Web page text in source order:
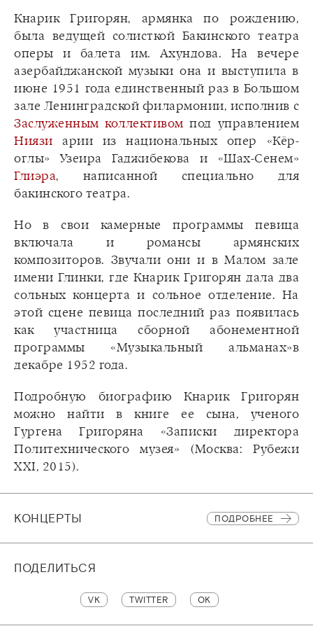
Кнарик Григорян, армянка по рождению,
была ведущей солисткой Бакинского театра
оперы и балета им. Ахундова. На вечере
азербайджанской музыки она и выступила в
июне 1951 года единственный раз в Большом
зале Ленинградской филармонии, исполнив с
Заслуженным коллективом под управлением
Ниязи арии из национальных опер «Кёр-
оглы» Узеира Гаджибекова и «Шах-Сенем»
Глиэра, написанной специально для
бакинского театра.
Но в свои камерные программы певица
включала и романсы армянских
композиторов. Звучали они и в Малом зале
имени Глинки, где Кнарик Григорян дала два
сольных концерта и сольное отделение. На
этой сцене певица последний раз появилась
как участница сборной абонементной
программы «Музыкальный альманах»в
декабре 1952 года.
Подробную биографию Кнарик Григорян
можно найти в книге ее сына, ученого
Гургена Григоряна «Записки директора
Политехнического музея» (Москва: Рубежи
XXI, 2015).
КОНЦЕРТЫ ПОДРОБНЕЕ
ПОДЕЛИТЬСЯ
VK TWITTER OK